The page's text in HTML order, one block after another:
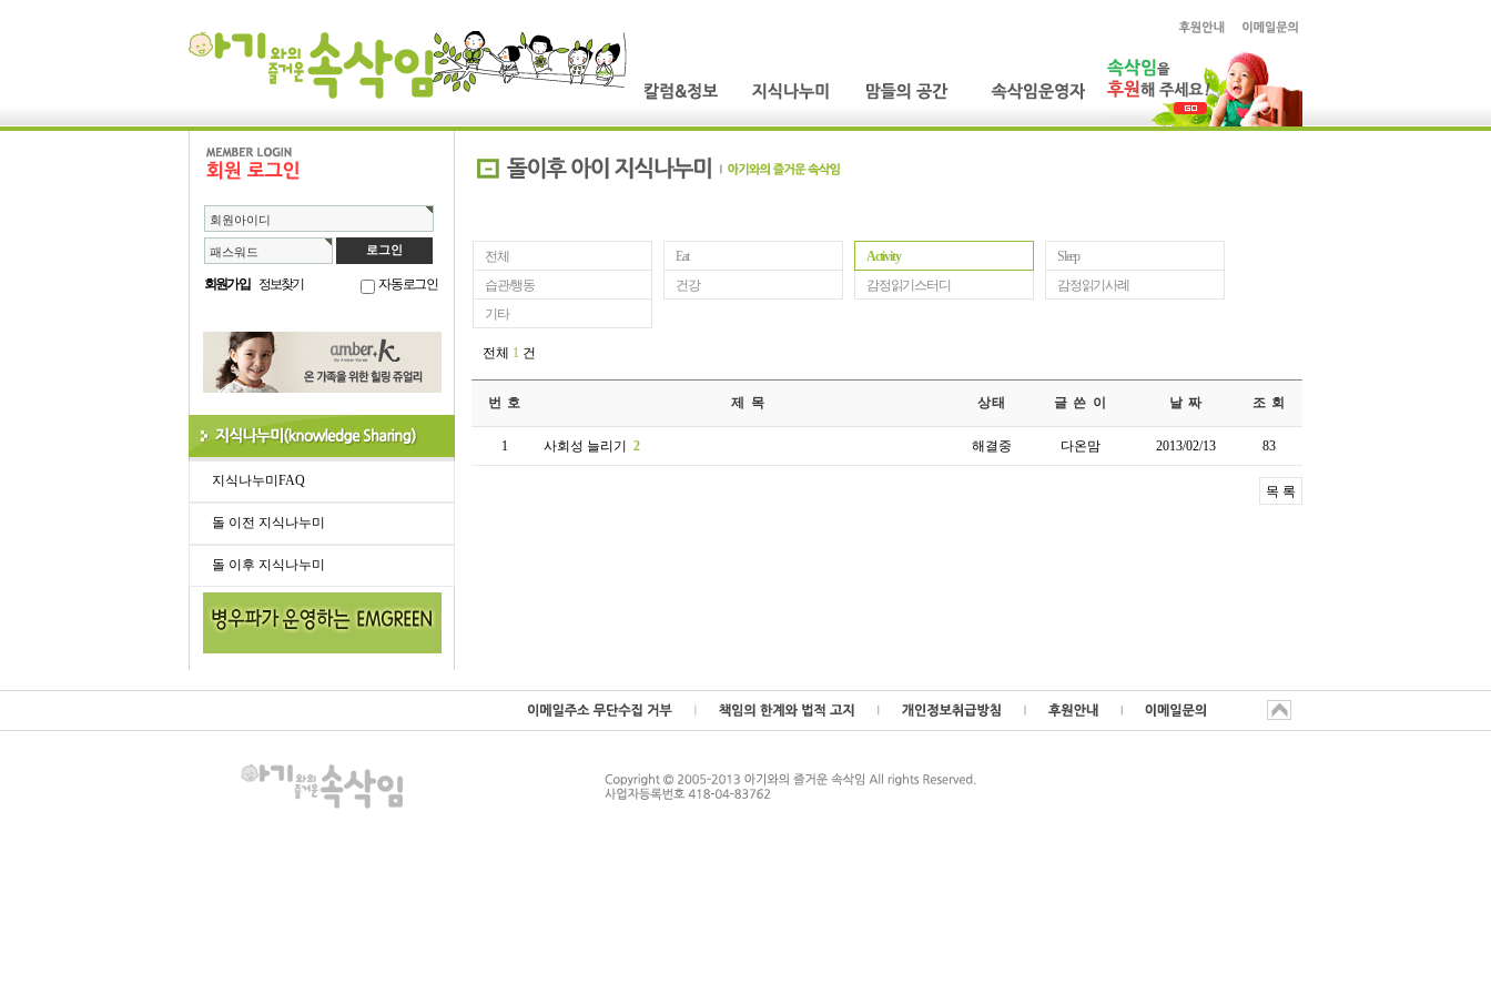
회원아이디
패스워드
회원가입 정보찾기 자동로그인
지식나누미FAQ
돌 이전 지식나누미
돌 이후 지식나누미
전체 Eat Activity
Sleep
습관/행동
건강 감정읽기스터디
감정읽기사례
기타
전체 1 건
번 호 제 목 상태 글 쓴 이 날 짜 조 회
1 사회성 늘리기 2 해결중 다온맘 2013/02/13 83
목 록